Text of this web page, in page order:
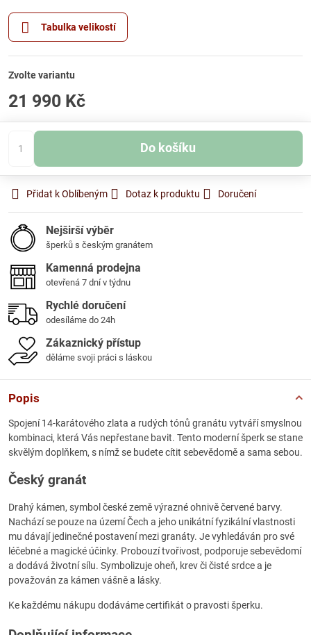
Tabulka velikostí
Zvolte variantu
21 990 Kč
Do košíku
Přidat k Oblíbeným Dotaz k produktu Doručení
Nejširší výběr
šperků s českým granátem
Kamenná prodejna
otevřená 7 dní v týdnu
Rychlé doručení
odesíláme do 24h
Zákaznický přístup
děláme svoji práci s láskou
Popis
Spojení 14-karátového zlata a rudých tónů granátu vytváří smyslnou
kombinaci, která Vás nepřestane bavit. Tento moderní šperk se stane
skvělým doplňkem, s nímž se budete cítit sebevědomě a sama sebou.
Český granát
Drahý kámen, symbol české země výrazné ohnivě červené barvy.
Nachází se pouze na území Čech a jeho unikátní fyzikální vlastnosti
mu dávají jedinečné postavení mezi granáty. Je vyhledáván pro své
léčebné a magické účinky. Probouzí tvořivost, podporuje sebevědomí
a dodává životní sílu. Symbolizuje oheň, krev či čisté srdce a je
považován za kámen vášně a lásky.
Ke každému nákupu dodáváme certifikát o pravosti šperku.